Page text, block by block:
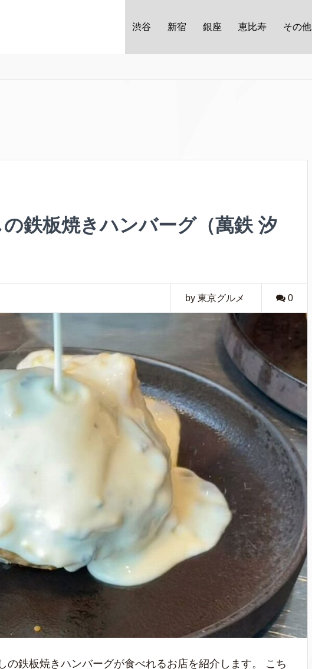
渋谷 新宿 銀座 恵比寿 その他
鉄板焼きハンバーグ（萬鉄 汐
by 東京グルメ 0
の鉄板焼きハンバーグが食べれるお店を紹介します。 こち